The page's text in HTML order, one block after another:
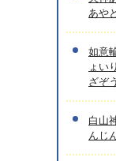
あや
如意
ょい
ざぞ
白山
んじ